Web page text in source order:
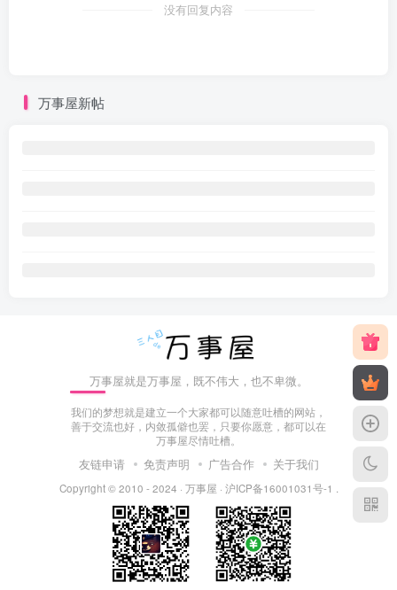
没有回复内容
万事屋新帖
万事屋就是万事屋，既不伟大，也不卑微。
我们的梦想就是建立一个大家都可以随意吐槽的网站，
善于交流也好，内敛孤僻也罢，只要你愿意，都可以在
万事屋尽情吐槽。
友链申请 免责声明 广告合作 关于我们
Copyright © 2010 - 2024 · 万事屋 · 沪ICP备16001031号-1